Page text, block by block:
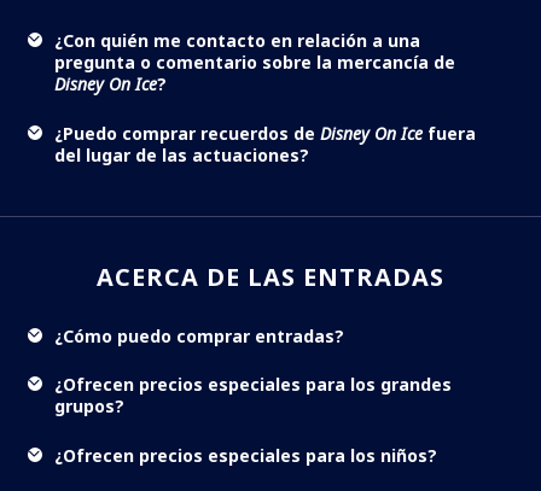
¿Con quién me contacto en relación a una
pregunta o comentario sobre la mercancía de
Disney On Ice?
¿Puedo comprar recuerdos de Disney On Ice fuera
del lugar de las actuaciones?
ACERCA DE LAS ENTRADAS
¿Cómo puedo comprar entradas?
¿Ofrecen precios especiales para los grandes
grupos?
¿Ofrecen precios especiales para los niños?